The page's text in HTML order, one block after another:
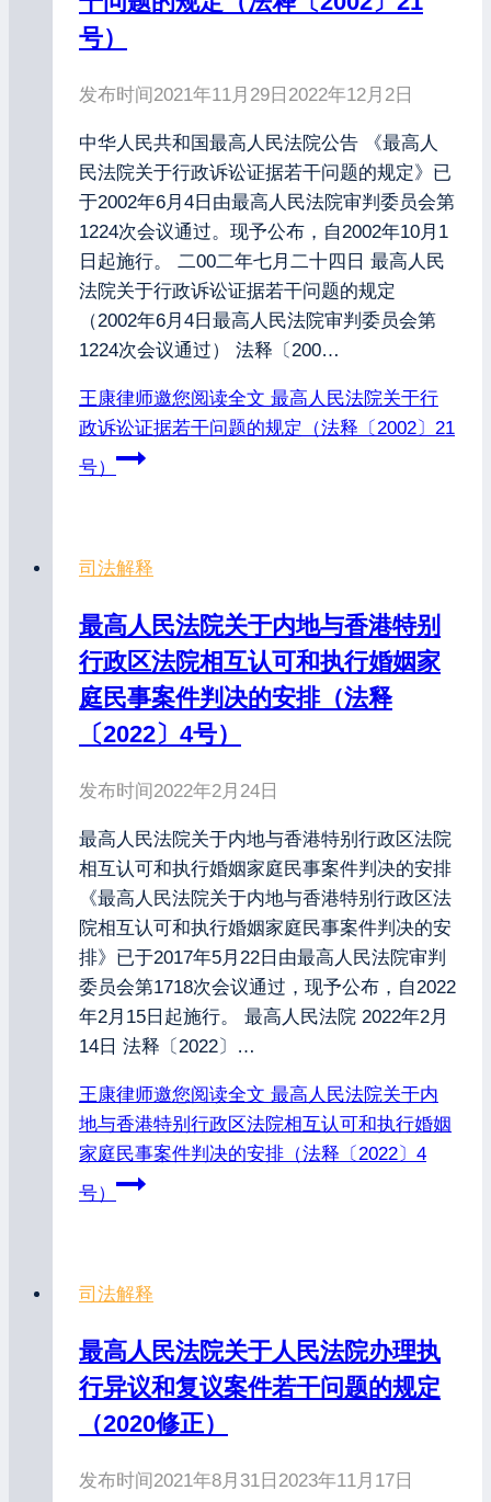
号）
发布时间2021年11月29日 2022年12月2日
中华人民共和国最高人民法院公告 《最高人
民法院关于行政诉讼证据若干问题的规定》已
于2002年6月4日由最高人民法院审判委员会第
1224次会议通过。现予公布，自2002年10月1
日起施行。 二00二年七月二十四日 最高人民
法院关于行政诉讼证据若干问题的规定
（2002年6月4日最高人民法院审判委员会第
1224次会议通过） 法释〔200…
王康律师邀您阅读全文 最高人民法院关于行
政诉讼证据若干问题的规定（法释〔2002〕21
号）
司法解释
最高人民法院关于内地与香港特别
行政区法院相互认可和执行婚姻家
庭民事案件判决的安排（法释
〔2022〕4号）
发布时间2022年2月24日
最高人民法院关于内地与香港特别行政区法院
相互认可和执行婚姻家庭民事案件判决的安排
《最高人民法院关于内地与香港特别行政区法
院相互认可和执行婚姻家庭民事案件判决的安
排》已于2017年5月22日由最高人民法院审判
委员会第1718次会议通过，现予公布，自2022
年2月15日起施行。 最高人民法院 2022年2月
14日 法释〔2022〕…
王康律师邀您阅读全文 最高人民法院关于内
地与香港特别行政区法院相互认可和执行婚姻
家庭民事案件判决的安排（法释〔2022〕4
号）
司法解释
最高人民法院关于人民法院办理执
行异议和复议案件若干问题的规定
（2020修正）
发布时间2021年8月31日 2023年11月17日